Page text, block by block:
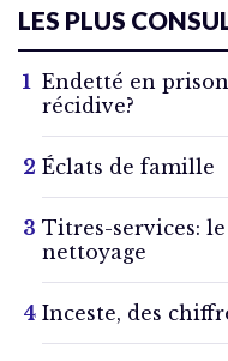
LES PLUS
Endetté en
récidive?
Éclats de famille
Titres-services:
nettoyage
Inceste, des